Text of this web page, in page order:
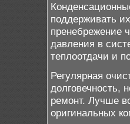
поддерживать
пренебрежение
давления в
теплоотдачи и
Регулярная
долговечность,
ремонт. Лучше
оригинальных